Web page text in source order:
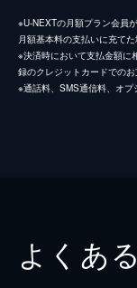
※U-NEXTの月額プラン会員
月額基本料の支払いに充てた
※決済時において支払金額に
録のクレジットカードでのお
※通話料、SMS通信料、オプ
よくあ